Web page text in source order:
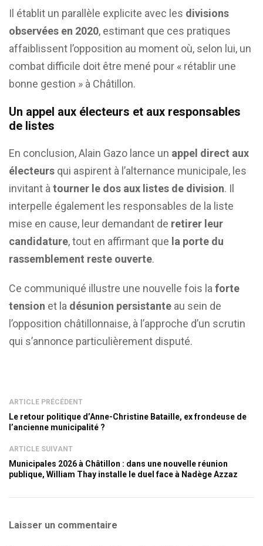
Il établit un parallèle explicite avec les divisions
observées en 2020, estimant que ces pratiques
affaiblissent l’opposition au moment où, selon lui, un
combat difficile doit être mené pour « rétablir une
bonne gestion » à Châtillon.
Un appel aux électeurs et aux responsables
de listes
En conclusion, Alain Gazo lance un appel direct aux
électeurs qui aspirent à l’alternance municipale, les
invitant à tourner le dos aux listes de division. Il
interpelle également les responsables de la liste
mise en cause, leur demandant de retirer leur
candidature, tout en affirmant que la porte du
rassemblement reste ouverte.
Ce communiqué illustre une nouvelle fois la forte
tension et la désunion persistante au sein de
l’opposition châtillonnaise, à l’approche d’un scrutin
qui s’annonce particulièrement disputé.
ARTICLE PRÉCÉDENT
Le retour politique d’Anne-Christine Bataille, ex frondeuse de
l’ancienne municipalité ?
ARTICLE SUIVANT
Municipales 2026 à Châtillon : dans une nouvelle réunion
publique, William Thay installe le duel face à Nadège Azzaz
Laisser un commentaire